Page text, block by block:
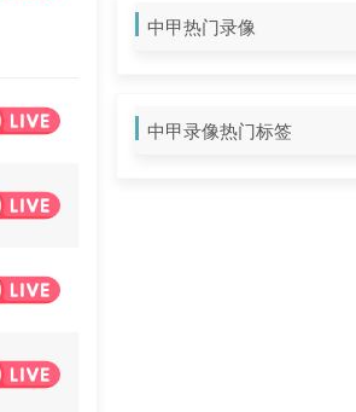
中甲热门录像
中甲录像热门标签